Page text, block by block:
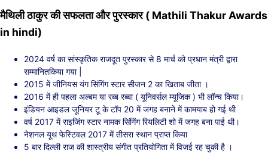
मैथिली ठाकुर की सफलता और पुरस्कार ( Mathili Thakur Awards
in hindi)
2024 वर्ष का सांस्कृतिक राजदूत पुरस्कार से 8 मार्च को प्रधान मंत्री द्वारा
सम्मानितकिया गया |
2015 में जीनियस यंग सिंगिंग स्टार सीजन 2 का खिताब जीता ।
2016 में ही पहला अल्बम या रब्ब रब्बा ( यूनिवर्सल म्यूजिक ) भी लॉन्च किया।
इंडियन आइडल जूनियर टू के टॉप 20 में जगह बनाने में कामयाब हो गई थी
वर्ष 2017 में राइजिंग स्टार नामक सिंगिंग रियलिटी शो में जगह बना पाई थी।
नेशनल यूथ फेस्टिवल 2017 में तीसरा स्थान प्राप्त किया
5 बार दिल्ली राज की शास्त्रीय संगीत प्रतियोगिता में विजई रह चुकी है ।